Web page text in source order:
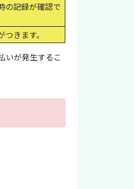
の記録が確認で
きます。
いが発生するこ